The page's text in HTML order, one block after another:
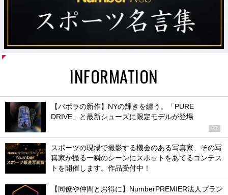
INFORMATION
【バボラの新作】NYの輝きを纏う。「PURE
DRIVE」と最新シューズに限定モデルが登場
PR
スポーツの現場で撮影する機会のある写真家、その写
真家が撮る一瞬のシーンにスポットをあてるコンテス
トを開催します。作品受付中！
【同僚や仲間とお得に】NumberPREMIER法人プラン